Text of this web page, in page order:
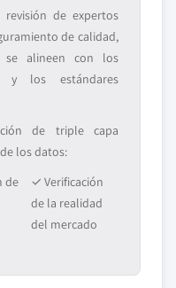
de expertos
de calidad,
se alineen con los
y los estándares
de triple capa
los datos:
de
✓ Verificación
de la realidad
del mercado